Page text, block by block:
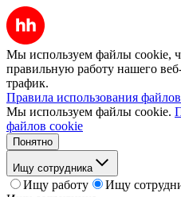
Мы используем файлы cookie,
правильную работу нашего
трафик.
Правила использования
Мы используем файлы cookie.
файлов cookie
Понятно
Ищу сотрудника
Ищу работу
Ищу